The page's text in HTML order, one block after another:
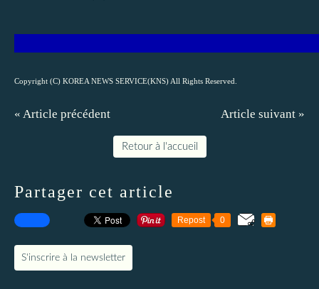
Copyright (C) KOREA NEWS SERVICE(KNS) All Rights Reserved.
« Article précédent Article suivant »
Retour à l'accueil
Partager cet article
Repost 0
S'inscrire à la newsletter